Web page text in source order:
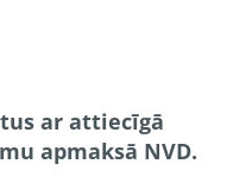
ar attiecīgā
apmaksā NVD.